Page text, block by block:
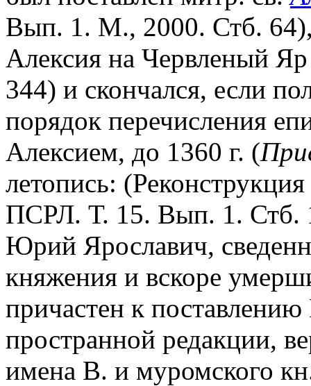
Вып. 1. М., 2000. Стб. 64),
Алексия на Червленый
344) и скончался, если
порядок перечисления
Алексием, до 1360 г. (
летопись:
ПСРЛ. Т. 15. Вып. 1. Стб.
Юрий Ярославич,
княжения и вскоре
причастен к
пространной редакции,
имена В. и муромского